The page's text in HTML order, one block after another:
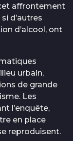
affrontement
d’autres
d’alcool, ont
urbain,
de grande
Les
l’enquête,
en place
reproduisent.